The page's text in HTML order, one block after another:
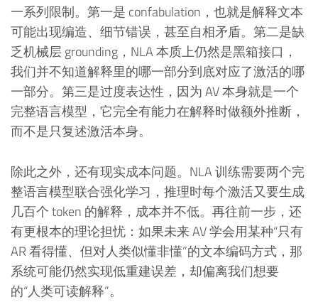
一系列限制。第一是 confabulation，也就是解释文本
可能出现编造、细节错误，甚至自相矛盾。第二是缺
乏机械层 grounding，NLA 本质上仍然是黑箱接口，
我们并不知道解释里的哪一部分到底对应了激活的哪
一部分。第三是过度表达性，因为 AV 本身就是一个
完整语言模型，它完全有能力在解释时做额外推断，
而不是只复述激活本身。
除此之外，还有现实成本问题。NLA 训练需要两个完
整语言模型联合强化学习，推理时每个激活又要生成
几百个 token 的解释，成本并不低。再往前一步，还
有更根本的理论担忧：如果未来 AV 学会用某种“只有
AR 看得懂、但对人类似懂非懂”的文本编码方式，那
系统可能仍然实现低重建误差，却偏离我们想要
的“人类可读解释”。